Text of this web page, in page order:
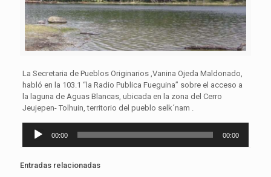
La Secretaria de Pueblos Originarios ,Vanina Ojeda Maldonado,
habló en la 103.1 “la Radio Publica Fueguina” sobre el acceso a
la laguna de Aguas Blancas, ubicada en la zona del Cerro
Jeujepen- Tolhuin, territorio del pueblo selk´nam .
Reproductor
00:00 00:00
Entradas relacionadas